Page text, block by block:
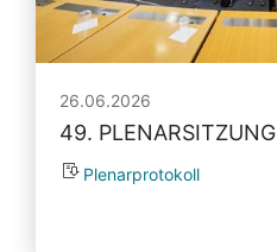
26.06.2026
49. PLENARSITZUNG
Plenarprotokoll